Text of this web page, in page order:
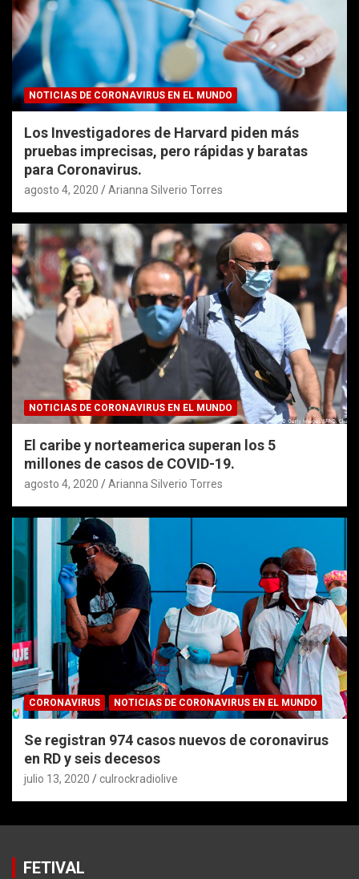
NOTICIAS DE CORONAVIRUS EN EL MUNDO
Los Investigadores de Harvard piden más
pruebas imprecisas, pero rápidas y baratas
para Coronavirus.
agosto 4, 2020 Arianna Silverio Torres
NOTICIAS DE CORONAVIRUS EN EL MUNDO
El caribe y norteamerica superan los 5
millones de casos de COVID-19.
agosto 4, 2020 Arianna Silverio Torres
CORONAVIRUS NOTICIAS DE CORONAVIRUS EN EL MUNDO
Se registran 974 casos nuevos de coronavirus
en RD y seis decesos
julio 13, 2020 culrockradiolive
FETIVAL